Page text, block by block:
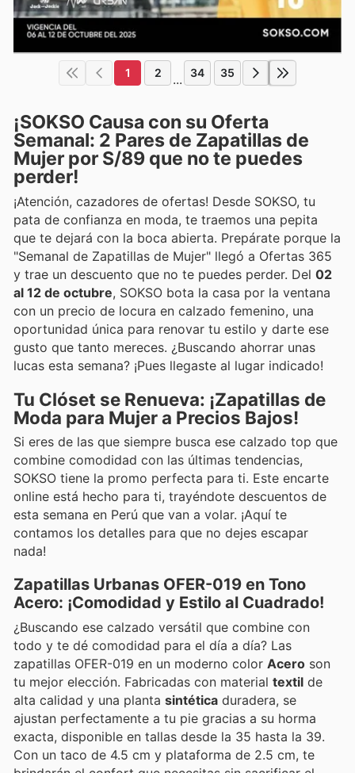
1 2 ... 34 35
¡SOKSO Causa con su Oferta
Semanal: 2 Pares de Zapatillas de
Mujer por S/89 que no te puedes
perder!
¡Atención, cazadores de ofertas! Desde SOKSO, tu
pata de confianza en moda, te traemos una pepita
que te dejará con la boca abierta. Prepárate porque la
"Semanal de Zapatillas de Mujer" llegó a Ofertas 365
y trae un descuento que no te puedes perder. Del 02
al 12 de octubre, SOKSO bota la casa por la ventana
con un precio de locura en calzado femenino, una
oportunidad única para renovar tu estilo y darte ese
gusto que tanto mereces. ¿Buscando ahorrar unas
lucas esta semana? ¡Pues llegaste al lugar indicado!
Tu Clóset se Renueva: ¡Zapatillas de
Moda para Mujer a Precios Bajos!
Si eres de las que siempre busca ese calzado top que
combine comodidad con las últimas tendencias,
SOKSO tiene la promo perfecta para ti. Este encarte
online está hecho para ti, trayéndote descuentos de
esta semana en Perú que van a volar. ¡Aquí te
contamos los detalles para que no dejes escapar
nada!
Zapatillas Urbanas OFER-019 en Tono
Acero: ¡Comodidad y Estilo al Cuadrado!
¿Buscando ese calzado versátil que combine con
todo y te dé comodidad para el día a día? Las
zapatillas OFER-019 en un moderno color Acero son
tu mejor elección. Fabricadas con material textil de
alta calidad y una planta sintética duradera, se
ajustan perfectamente a tu pie gracias a su horma
exacta, disponible en tallas desde la 35 hasta la 39.
Con un taco de 4.5 cm y plataforma de 2.5 cm, te